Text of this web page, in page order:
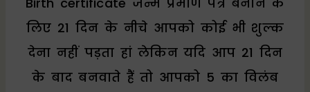
लिए 21 दिन के नीचे आपको कोई भी शुल्क
देना नहीं पड़ता हां लेकिन यदि आप 21 दिन
के बाद बनवाते हैं तो आपको ₹5 का विलंब